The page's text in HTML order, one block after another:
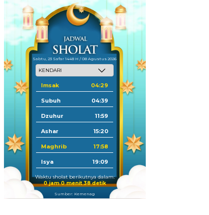
Sabtu, 23 Safar 1448 H / 08 Agustus 2026
Imsak 04:29
Subuh 04:39
Dzuhur 11:59
Ashar 15:20
Maghrib 17:58
Isya 19:09
Waktu sholat berikutnya dalam:
0 jam 0 menit 37 detik
Sumber: Kemenag